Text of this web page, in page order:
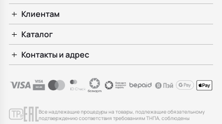
Клиентам
Каталог
Контакты и адрес
Все надлежащие процедуры на товары, подлежащие обязательному
подтверждению соответствия требованиям ТНПА, соблюдены